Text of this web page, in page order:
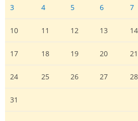
3 4 5 6 7
10 11 12 13 14
17 18 19 20 21
24 25 26 27 28
31